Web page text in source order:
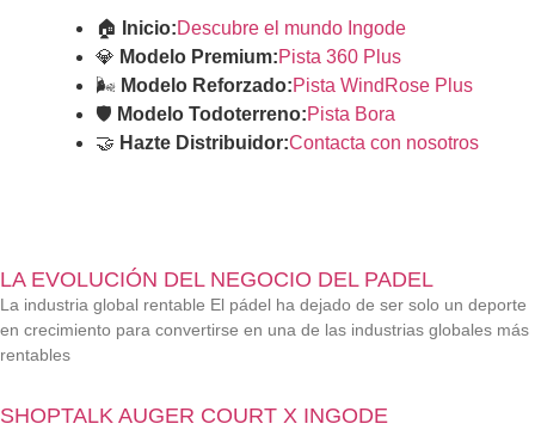
🏠 Inicio:Descubre el mundo Ingode
💎 Modelo Premium:Pista 360 Plus
🌬️ Modelo Reforzado:Pista WindRose Plus
🛡️ Modelo Todoterreno:Pista Bora
🤝 Hazte Distribuidor:Contacta con nosotros
LA EVOLUCIÓN DEL NEGOCIO DEL PADEL
La industria global rentable El pádel ha dejado de ser solo un deporte
en crecimiento para convertirse en una de las industrias globales más
rentables
SHOPTALK AUGER COURT X INGODE